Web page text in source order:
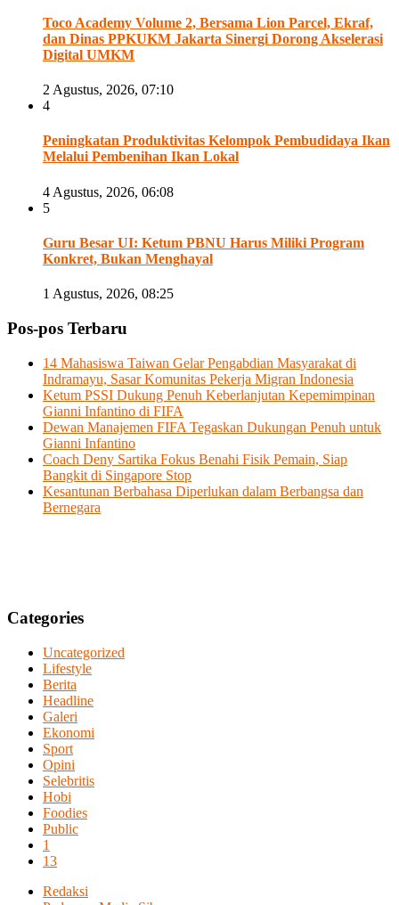
Toco Academy Volume 2, Bersama Lion Parcel, Ekraf,
dan Dinas PPKUKM Jakarta Sinergi Dorong Akselerasi
Digital UMKM
2 Agustus, 2026, 07:10
4
Peningkatan Produktivitas Kelompok Pembudidaya Ikan
Melalui Pembenihan Ikan Lokal
4 Agustus, 2026, 06:08
5
Guru Besar UI: Ketum PBNU Harus Miliki Program
Konkret, Bukan Menghayal
1 Agustus, 2026, 08:25
Pos-pos Terbaru
14 Mahasiswa Taiwan Gelar Pengabdian Masyarakat di
Indramayu, Sasar Komunitas Pekerja Migran Indonesia
Ketum PSSI Dukung Penuh Keberlanjutan Kepemimpinan
Gianni Infantino di FIFA
Dewan Manajemen FIFA Tegaskan Dukungan Penuh untuk
Gianni Infantino
Coach Deny Sartika Fokus Benahi Fisik Pemain, Siap
Bangkit di Singapore Stop
Kesantunan Berbahasa Diperlukan dalam Berbangsa dan
Bernegara
Categories
Uncategorized
Lifestyle
Berita
Headline
Galeri
Ekonomi
Sport
Opini
Selebritis
Hobi
Foodies
Public
1
13
Redaksi